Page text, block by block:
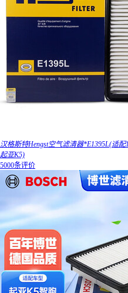
汉格斯特Hengst空气滤清器*E1395L(适
起亚K5)
5000条评价